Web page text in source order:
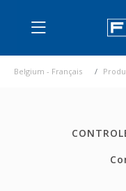
Belgium - Français